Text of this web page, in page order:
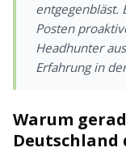
entgegenbläst.
Posten
Headhunter
Erfahrung in
Warum
Deutschland